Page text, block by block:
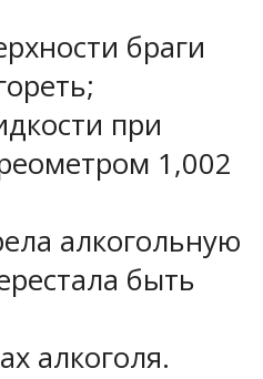
браги
при
1,002
алкогольную
быть
алкоголя.